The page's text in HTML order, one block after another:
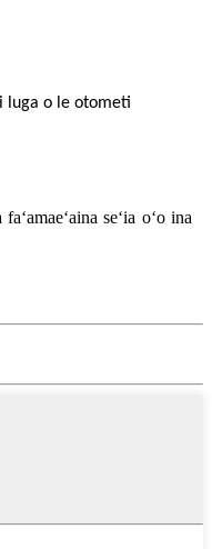
luga o le otometi
seʻia oʻo ina